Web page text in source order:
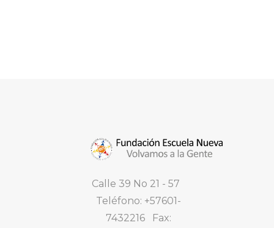
Calle 39 No 21 - 57
Teléfono: +57601-
7432216 Fax: